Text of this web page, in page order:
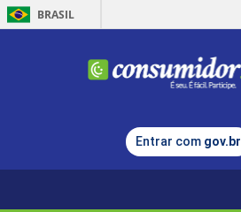
BRASIL
Entrar com gov.br